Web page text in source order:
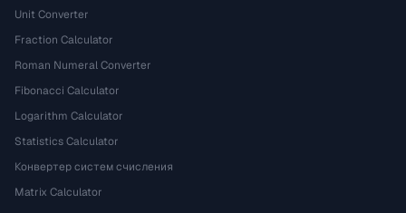
Unit Converter
Fraction Calculator
Roman Numeral Converter
Fibonacci Calculator
Logarithm Calculator
Statistics Calculator
Конвертер систем счисления
Matrix Calculator